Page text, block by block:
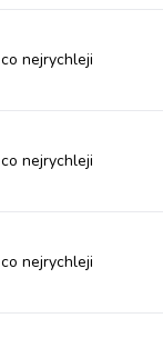
co nejrychleji
co nejrychleji
co nejrychleji